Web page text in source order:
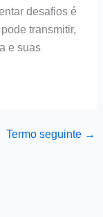
desafios é
transmitir,
e suas
Termo seguinte →